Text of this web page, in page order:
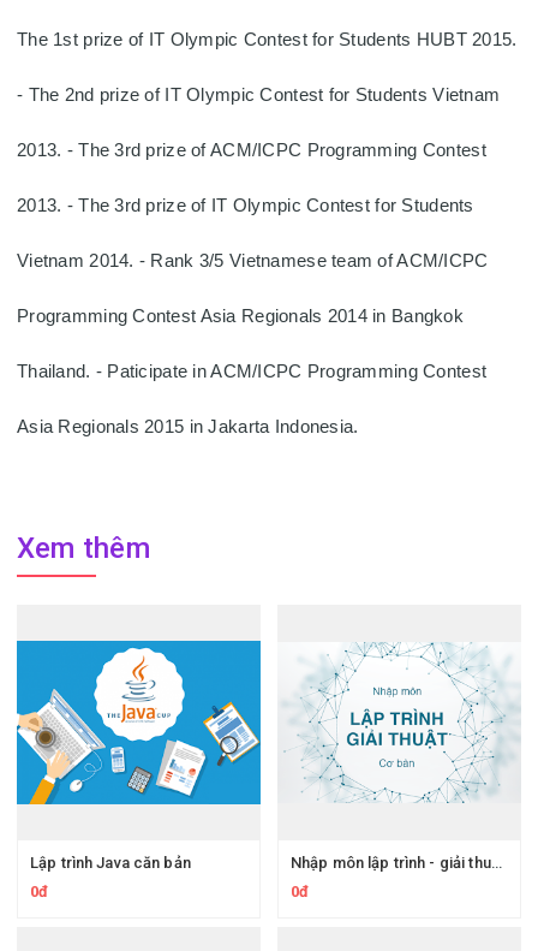
The 1st prize of IT Olympic Contest for Students HUBT 2015.
- The 2nd prize of IT Olympic Contest for Students Vietnam
2013. - The 3rd prize of ACM/ICPC Programming Contest
2013. - The 3rd prize of IT Olympic Contest for Students
Vietnam 2014. - Rank 3/5 Vietnamese team of ACM/ICPC
Programming Contest Asia Regionals 2014 in Bangkok
Thailand. - Paticipate in ACM/ICPC Programming Contest
Asia Regionals 2015 in Jakarta Indonesia.
Xem thêm
Lập trình Java căn bản
0đ
Nhập môn lập trình - giải thuật cơ bản
0đ